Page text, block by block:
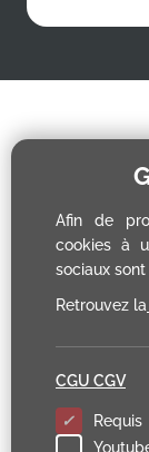
Afin de
cookies à
sociaux
Retrouvez la
Requis
CGU CGV